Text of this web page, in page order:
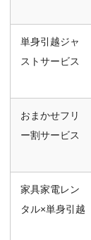
単身引越ジャ
ストサービス
おまかせフリ
ー割サービス
家具家電レン
タル×単身引越